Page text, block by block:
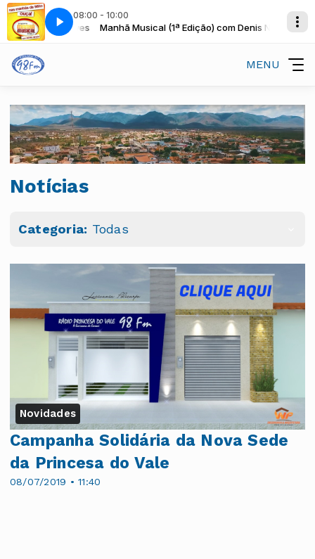
08:00 - 10:00
com Denis Neves Manhã Musical (1ª Edição) com Denis Neves
MENU
Notícias
Categoria: Todas
Novidades
08/07/2019 • 11:40
Campanha Solidária da Nova Sede
da Princesa do Vale